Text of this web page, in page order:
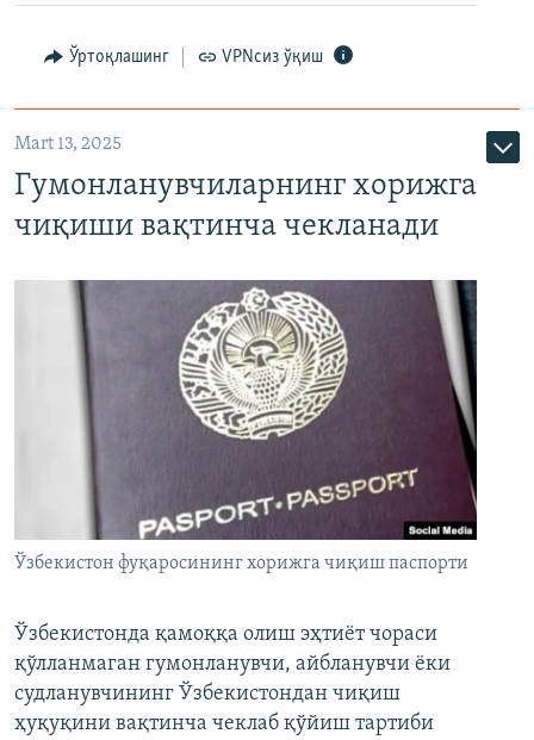
Ўртоқлашинг VPNсиз ўқиш
Mart 13, 2025
Гумонланувчиларнинг хорижга
чиқиши вақтинча чекланади
Ўзбекистон фуқаросининг хорижга чиқиш паспорти
Ўзбекистонда қамоққа олиш эҳтиёт чораси
қўлланмаган гумонланувчи, айбланувчи ёки
судланувчининг Ўзбекистондан чиқиш
ҳуқуқини вақтинча чеклаб қўйиш тартиби